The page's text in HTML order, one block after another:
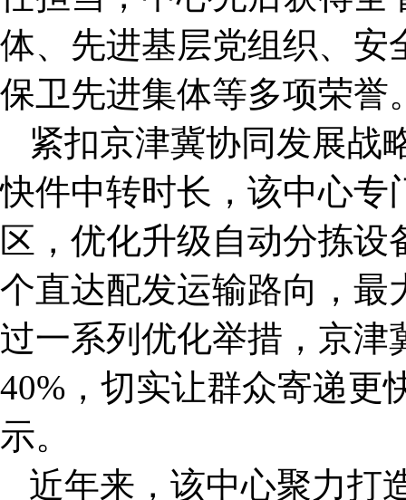
体、先进基层党组织、安
保卫先进集体等多项荣誉
紧扣京津冀协同发展战
快件中转时长，该中心专
区，优化升级自动分拣
个直达配发运输路向，最
过一系列优化举措，京津
40%，切实让群众寄递更
示。
近年来，该中心聚力打